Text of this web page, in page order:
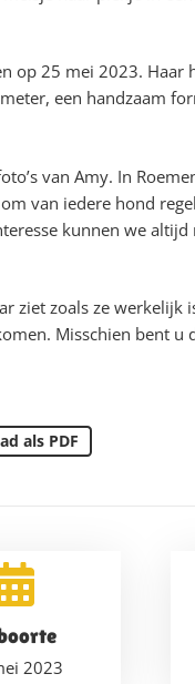
op 25 mei 2023. Haar
een handzaam
van Amy. In
van iedere hond
kunnen we altijd
ziet zoals ze werkelijk
Misschien bent u
als PDF
2023